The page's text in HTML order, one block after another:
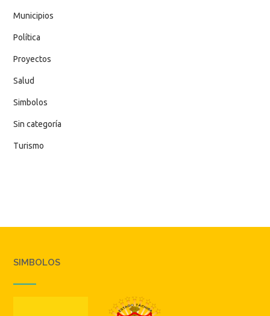
Municipios
Política
Proyectos
Salud
Simbolos
Sin categoría
Turismo
SIMBOLOS